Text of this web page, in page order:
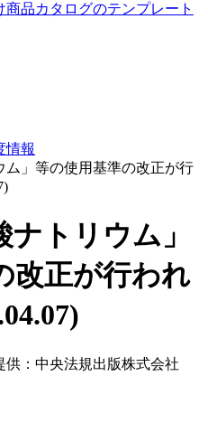
品カタログのテンプレート
情報
ム」等の使用基準の改正が行
トリウム」
改正が行われ
供：中央法規出版株式会社